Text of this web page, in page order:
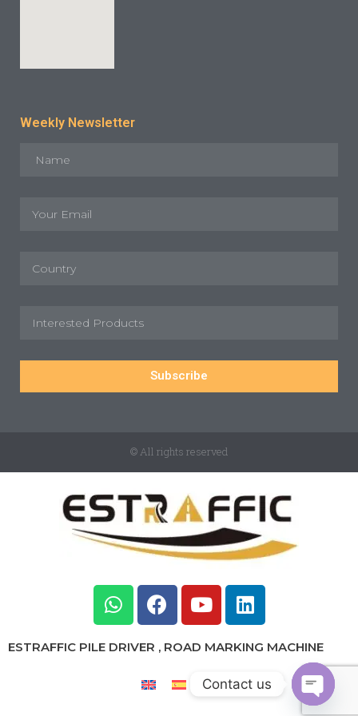
Weekly Newsletter
Subscribe
© All rights reserved
ESTRAFFIC PILE DRIVER , ROAD MARKING MACHINE
Contact us